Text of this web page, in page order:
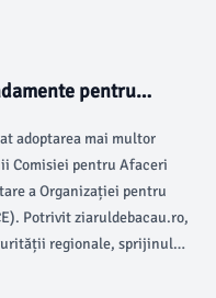
pentru
adoptarea mai multor
Comisiei pentru Afaceri
a Organizației pentru
Potrivit ziaruldebacau.ro,
regionale, sprijinul